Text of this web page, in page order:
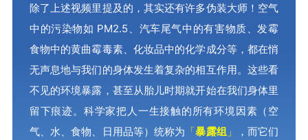
除了上述视频里提及的，其实还有许多伪装大师！空气
中的污染物如 PM2.5、汽车尾气中的有害物质、发霉
食物中的黄曲霉毒素、化妆品中的化学成分等，都在悄
无声息地与我们的身体发生着复杂的相互作用。这些看
不见的环境暴露，甚至从胎儿时期就开始在我们身体里
留下痕迹。科学家把人一生接触的所有环境因素（空
气、水、食物、日用品等）统称为 「暴露组 」
，而它们